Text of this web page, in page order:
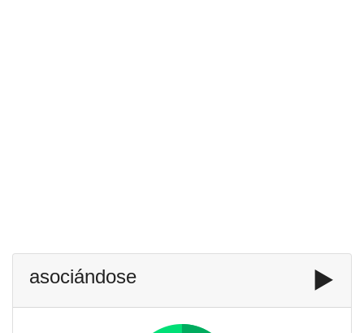
asociándose ▶️